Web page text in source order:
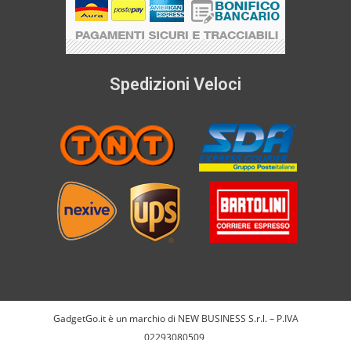
Spedizioni Veloci
GadgetGo.it è un marchio di NEW BUSINESS S.r.l. – P.IVA
02293080509